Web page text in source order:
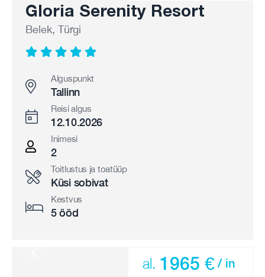
Gloria Serenity Resort
Belek, Türgi
Alguspunkt
Tallinn
Reisi algus
12.10.2026
Inimesi
2
Toitlustus ja toatüüp
Küsi sobivat
Kestvus
5 ööd
al. 1965 € / in